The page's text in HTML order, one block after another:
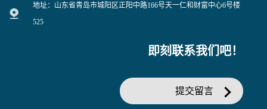
地址：山东省青岛市城阳区正阳中路166号天一仁和财富中心6号楼
525
即刻联系我们吧！
提交留言